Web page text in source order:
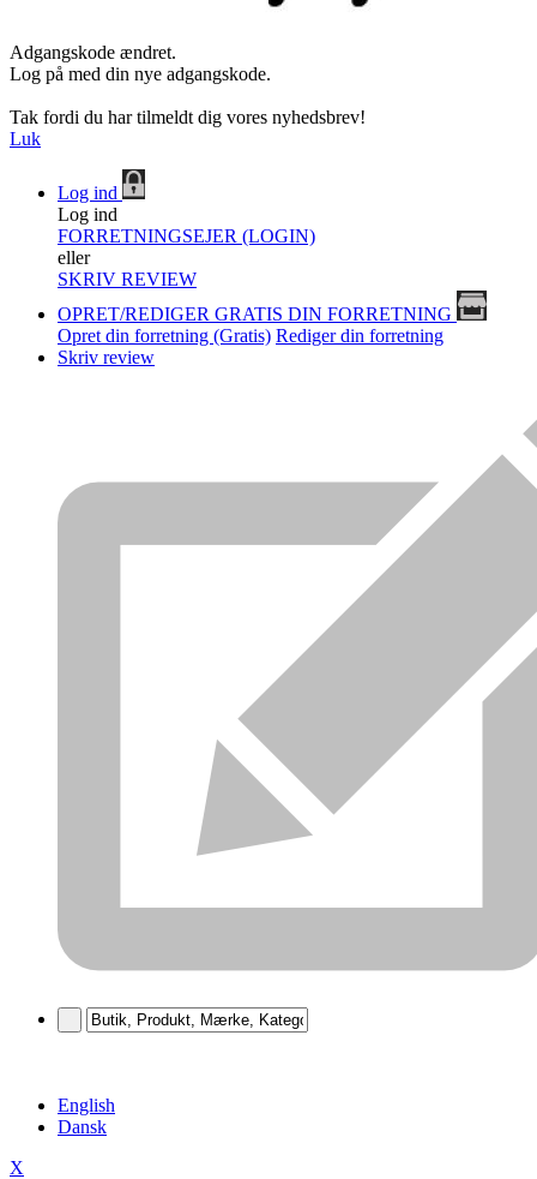
Adgangskode ændret.
Log på med din nye adgangskode.
Tak fordi du har tilmeldt dig vores nyhedsbrev!
Luk
Log ind
Log ind
FORRETNINGSEJER (LOGIN)
eller
SKRIV REVIEW
OPRET/REDIGER GRATIS DIN FORRETNING
Opret din forretning (Gratis) Rediger din forretning
Skriv review
English
Dansk
X